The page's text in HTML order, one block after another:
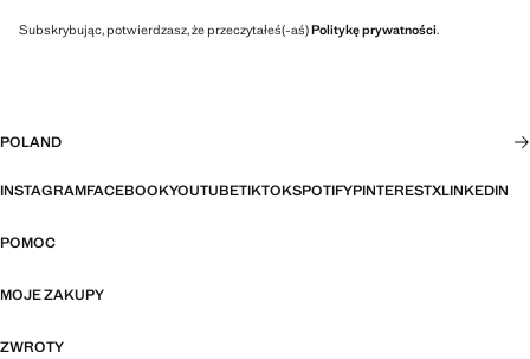
Subskrybując, potwierdzasz, że przeczytałeś(-aś)Politykę prywatności.
POLAND
INSTAGRAMFACEBOOKYOUTUBETIKTOKSPOTIFYPINTERESTXLINKEDIN
POMOC
MOJE ZAKUPY
ZWROTY